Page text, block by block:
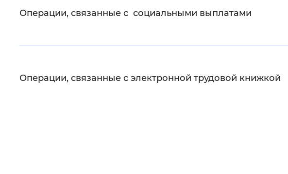
Операции, связанные с социальными выплатами
Операции, связанные с электронной трудовой книжкой